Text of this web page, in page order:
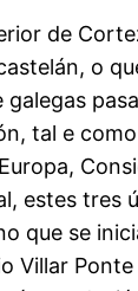
de
o
tal e
estes tres
que se
Villar